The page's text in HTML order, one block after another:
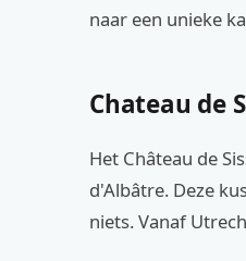
naar een unieke
Chateau de
Het Château de
d'Albâtre. Deze
niets. Vanaf